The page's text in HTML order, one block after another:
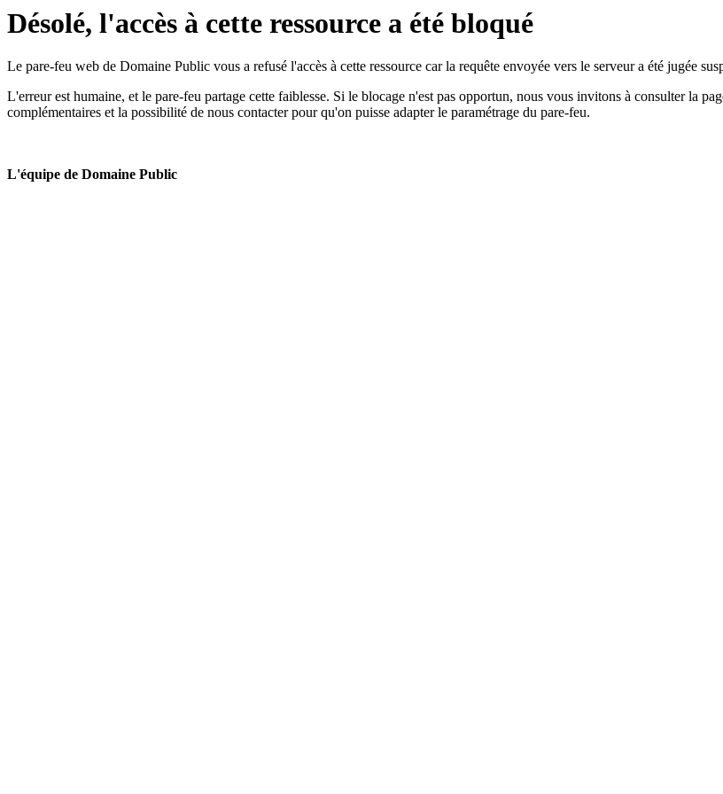
Désolé, l'accès à cette ressource a été bloqué
Le pare-feu web de Domaine Public vous a refusé l'accès à cette ressource car la requête envoyée vers le serveur a été jugée
L'erreur est humaine, et le pare-feu partage cette faiblesse. Si le blocage n'est pas opportun, nous vous invitons à consulter la
complémentaires et la possibilité de nous contacter pour qu'on puisse adapter le paramétrage du pare-feu.
L'équipe de Domaine Public